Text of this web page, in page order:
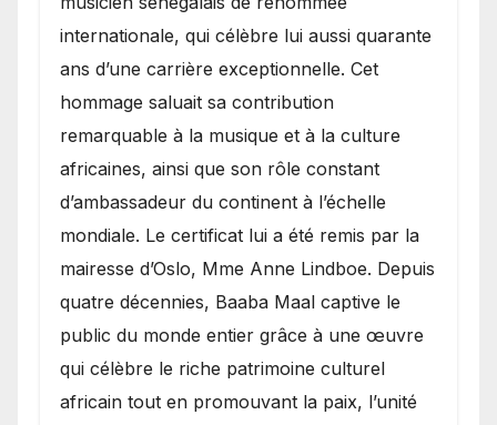
internationale, qui célèbre lui aussi quarante
ans d’une carrière exceptionnelle. Cet
hommage saluait sa contribution
remarquable à la musique et à la culture
africaines, ainsi que son rôle constant
d’ambassadeur du continent à l’échelle
mondiale. Le certificat lui a été remis par la
mairesse d’Oslo, Mme Anne Lindboe. Depuis
quatre décennies, Baaba Maal captive le
public du monde entier grâce à une œuvre
qui célèbre le riche patrimoine culturel
africain tout en promouvant la paix, l’unité